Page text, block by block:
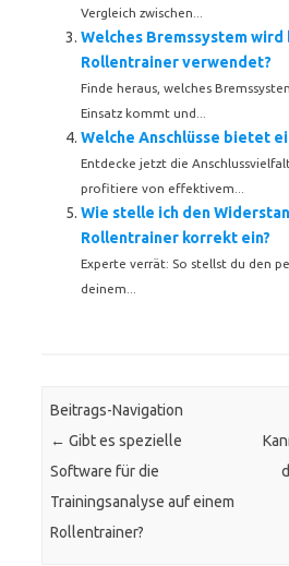
Vergleich zwischen...
Welches Bremssystem wird
Rollentrainer verwendet?
Finde heraus, welches
Einsatz kommt und...
Welche Anschlüsse bietet
Entdecke jetzt die
profitiere von effektivem...
Wie stelle ich den
Rollentrainer korrekt ein?
Experte verrät: So stellst du den
deinem...
Beitrags-Navigation
← Gibt es spezielle
Software für die
Trainingsanalyse auf einem
Rollentrainer?